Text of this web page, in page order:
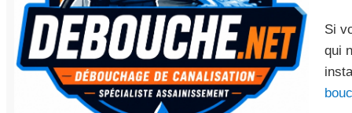
Si
qui